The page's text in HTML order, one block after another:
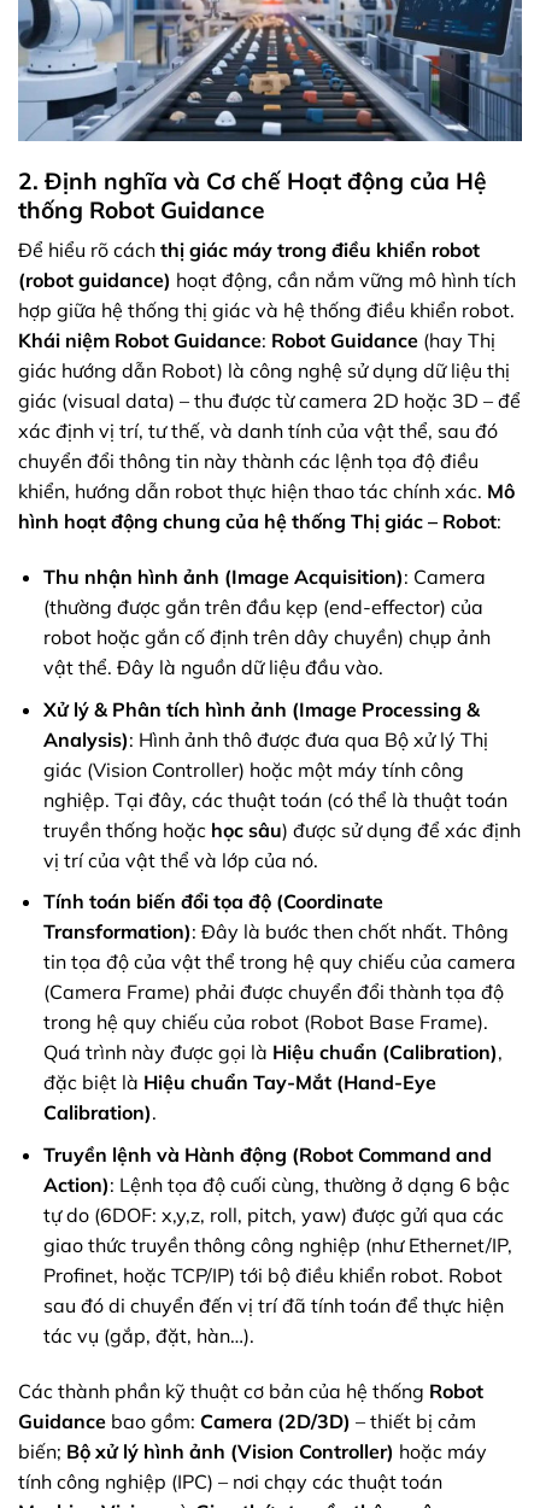
2. Định nghĩa và Cơ chế Hoạt động của Hệ
thống Robot Guidance
Để hiểu rõ cách thị giác máy trong điều khiển robot
(robot guidance) hoạt động, cần nắm vững mô hình tích
hợp giữa hệ thống thị giác và hệ thống điều khiển robot.
Khái niệm Robot Guidance: Robot Guidance (hay Thị
giác hướng dẫn Robot) là công nghệ sử dụng dữ liệu thị
giác (visual data) – thu được từ camera 2D hoặc 3D – để
xác định vị trí, tư thế, và danh tính của vật thể, sau đó
chuyển đổi thông tin này thành các lệnh tọa độ điều
khiển, hướng dẫn robot thực hiện thao tác chính xác. Mô
hình hoạt động chung của hệ thống Thị giác – Robot:
Thu nhận hình ảnh (Image Acquisition): Camera
(thường được gắn trên đầu kẹp (end-effector) của
robot hoặc gắn cố định trên dây chuyền) chụp ảnh
vật thể. Đây là nguồn dữ liệu đầu vào.
Xử lý & Phân tích hình ảnh (Image Processing &
Analysis): Hình ảnh thô được đưa qua Bộ xử lý Thị
giác (Vision Controller) hoặc một máy tính công
nghiệp. Tại đây, các thuật toán (có thể là thuật toán
truyền thống hoặc học sâu) được sử dụng để xác định
vị trí của vật thể và lớp của nó.
Tính toán biến đổi tọa độ (Coordinate
Transformation): Đây là bước then chốt nhất. Thông
tin tọa độ của vật thể trong hệ quy chiếu của camera
(Camera Frame) phải được chuyển đổi thành tọa độ
trong hệ quy chiếu của robot (Robot Base Frame).
Quá trình này được gọi là Hiệu chuẩn (Calibration),
đặc biệt là Hiệu chuẩn Tay-Mắt (Hand-Eye
Calibration).
Truyền lệnh và Hành động (Robot Command and
Action): Lệnh tọa độ cuối cùng, thường ở dạng 6 bậc
tự do (6DOF: x,y,z, roll, pitch, yaw) được gửi qua các
giao thức truyền thông công nghiệp (như Ethernet/IP,
Profinet, hoặc TCP/IP) tới bộ điều khiển robot. Robot
sau đó di chuyển đến vị trí đã tính toán để thực hiện
tác vụ (gắp, đặt, hàn…).
Các thành phần kỹ thuật cơ bản của hệ thống Robot
Guidance bao gồm: Camera (2D/3D) – thiết bị cảm
biến; Bộ xử lý hình ảnh (Vision Controller) hoặc máy
tính công nghiệp (IPC) – nơi chạy các thuật toán